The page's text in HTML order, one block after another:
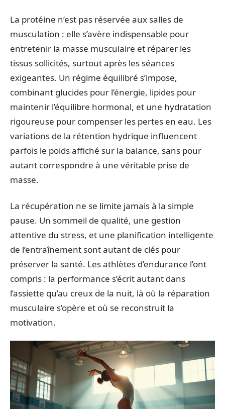
La protéine n’est pas réservée aux salles de
musculation : elle s’avère indispensable pour
entretenir la masse musculaire et réparer les
tissus sollicités, surtout après les séances
exigeantes. Un régime équilibré s’impose,
combinant glucides pour l’énergie, lipides pour
maintenir l’équilibre hormonal, et une hydratation
rigoureuse pour compenser les pertes en eau. Les
variations de la rétention hydrique influencent
parfois le poids affiché sur la balance, sans pour
autant correspondre à une véritable prise de
masse.
La récupération ne se limite jamais à la simple
pause. Un sommeil de qualité, une gestion
attentive du stress, et une planification intelligente
de l’entraînement sont autant de clés pour
préserver la santé. Les athlètes d’endurance l’ont
compris : la performance s’écrit autant dans
l’assiette qu’au creux de la nuit, là où la réparation
musculaire s’opère et où se reconstruit la
motivation.